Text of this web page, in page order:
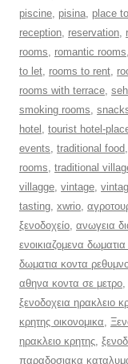
piscine, pisina, place
reception, reservation,
rooms, romantic rooms,
to let, rooms to rent,
rooms with terrace,
smoking rooms,
hotel , tourist hotel-
events, traditional food,
rooms, traditional
villagge, vintage,
tasting, xwrio,
ξενοδοχείο, ανωγεια
ενοικιαζομενα
δωματια κοντα
αθηνα κοντα σε μετρο,
ξενοδοχεια ηρακλειο
κρητης οικονομικα,
ηρακλειο κρητης,
παραδοσιακα